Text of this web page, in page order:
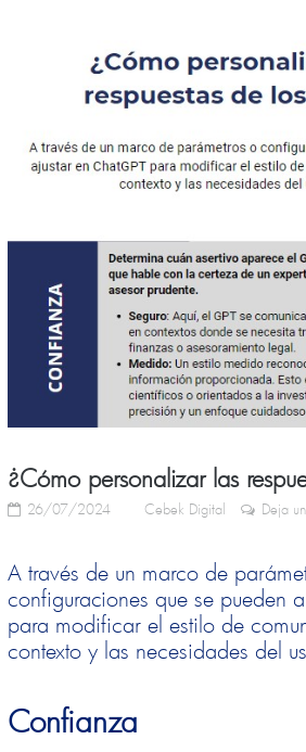
¿Cómo personalizar las
26/07/2024 Cebek Digital Deja
A través de un marco de
configuraciones que se pueden
para modificar el estilo de
contexto y las necesidades del
Confianza